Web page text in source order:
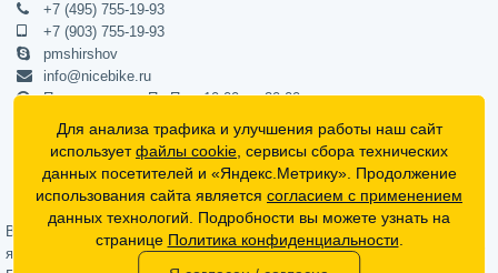
+7 (495) 755-19-93
+7 (903) 755-19-93
pmshirshov
info@nicebike.ru
Прием звонков Пн-Пт с 10:00 до 20:00
ПВЗ Пн-Пт с 10:00 до 20:00
г. Москва, ул. Барклая 13с1
подъезд 1, цокольный этаж, офис 1
Официальный интернет-магазин NiceBike © 2012 - 2026
Вся информация на сайте носит ознакомительный характер, не
является публичной офертой (определяемой положениями Статьи 437
Для анализа трафика и улучшения работы наш сайт
используетфайлы cookie , сервисы сбора технических
данных посетителей и «Яндекс.Метрику». Продолжение
использования сайта является согласием с применением
данных технологий. Подробности вы можете узнать на
странице Политика конфиденциальности